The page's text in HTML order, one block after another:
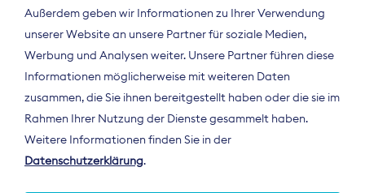
Der Bundesverband Digitalpublisher und
Zeitungsverleger (BDZV) vertritt als
Spitzenorganisation die Interessen der
Außerdem geben wir Informationen zu Ihrer Verwendung
unserer Website an unsere Partner für soziale Medien,
Werbung und Analysen weiter. Unsere Partner führen diese
Informationen möglicherweise mit weiteren Daten
zusammen, die Sie ihnen bereitgestellt haben oder die sie im
Rahmen Ihrer Nutzung der Dienste gesammelt haben.
Weitere Informationen finden Sie in der
Datenschutzerklärung.